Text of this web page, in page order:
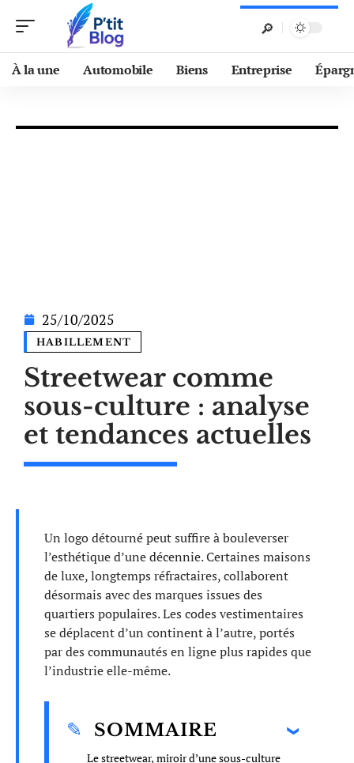
À la une Automobile Biens Entreprise
25/10/2025
HABILLEMENT
Streetwear comme
sous-culture : analyse
et tendances actuelles
Un logo détourné peut suffire à bouleverser
l’esthétique d’une décennie. Certaines maisons
de luxe, longtemps réfractaires, collaborent
désormais avec des marques issues des
quartiers populaires. Les codes vestimentaires
se déplacent d’un continent à l’autre, portés
par des communautés en ligne plus rapides que
l’industrie elle-même.
SOMMAIRE
Le streetwear, miroir d’une sous-culture